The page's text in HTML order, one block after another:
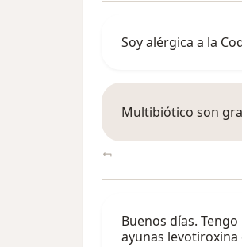
Soy alérgica a la
Multibiótico son
Buenos días.
ayunas